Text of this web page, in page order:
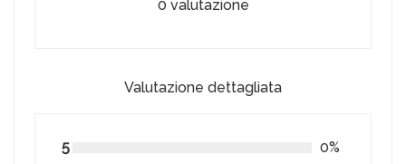
0 valutazione
Valutazione dettagliata
5
0%